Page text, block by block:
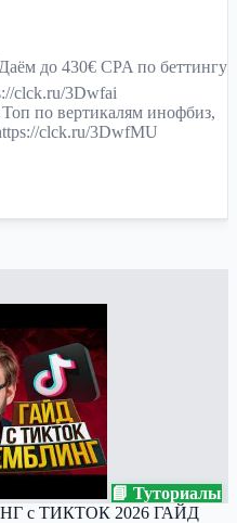
до 430€ CPA по беттингу
clck.ru/3Dwfai
по вертикалям инофбиз,
clck.ru/3DwfMU
📘 Туториалы
с ТИКТОК 2026 ГАЙД